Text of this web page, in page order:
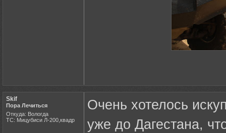
Skif
Пора Лечиться
Откуда: Вологда
ТС: Мицубиси Л-200,квадр
Очень хотелось
уже до Дагестана,